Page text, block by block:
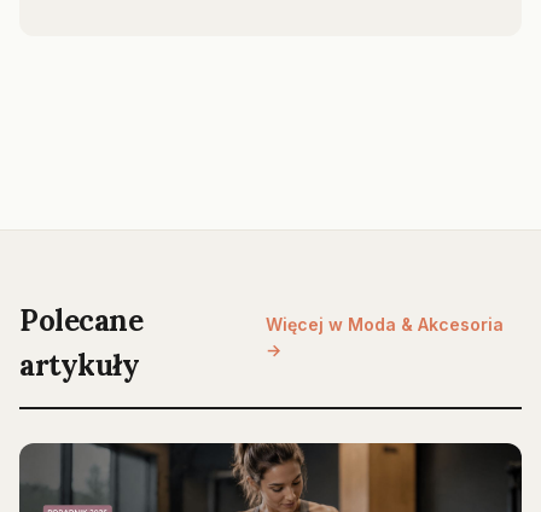
Polecane
artykuły
Więcej w Moda & Akcesoria
→